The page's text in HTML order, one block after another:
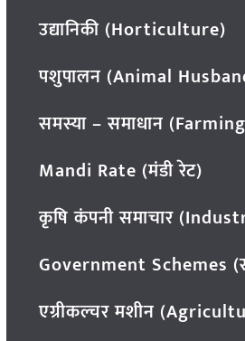
उद्यानिकी (Horticulture)
पशुपालन (Animal
समस्या – समाधान
Mandi Rate (मंडी रेट)
कृषि कंपनी समाचार
Government Schemes
एग्रीकल्चर मशीन